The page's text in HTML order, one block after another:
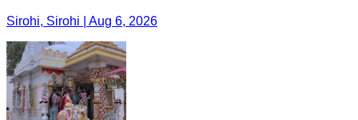
Sirohi, Sirohi | Aug 6, 2026